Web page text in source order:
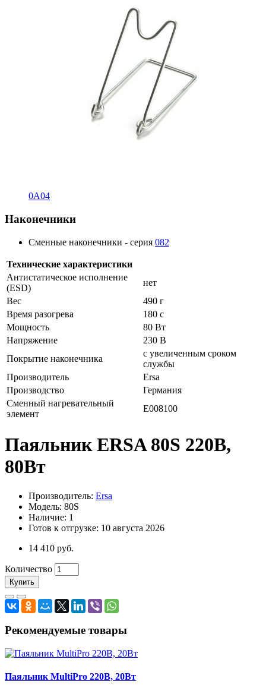
0A04
Наконечники
Сменные наконечники - серия 082
Технические характеристики
Антистатическое исполнение
(ESD)
нет
Вес
490 г
Время разогрева
180 с
Мощность
80 Вт
Напряжение
230 В
Покрытие наконечника
с увеличенным сроком
службы
Производитель
Ersa
Производство
Германия
Сменный нагревательный
элемент
E008100
Паяльник ERSA 80S 220В,
80Вт
Производитель: Ersa
Модель: 80S
Наличие: 1
Готов к отгрузке: 10 августа 2026
14 410 руб.
Количество
Купить
Рекомендуемые товары
Паяльник MultiPro 220В, 20Bт